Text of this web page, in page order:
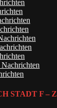
STADT F – Z